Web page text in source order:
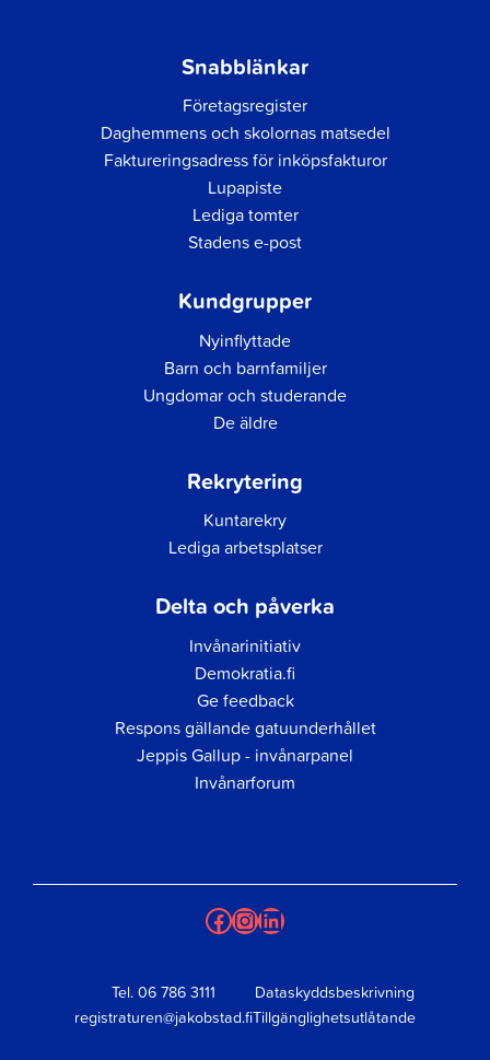
Snabblänkar
Företagsregister
Daghemmens och skolornas matsedel
Faktureringsadress för inköpsfakturor
Lupapiste
Lediga tomter
Stadens e-post
Kundgrupper
Nyinflyttade
Barn och barnfamiljer
Ungdomar och studerande
De äldre
Rekrytering
Kuntarekry
Lediga arbetsplatser
Delta och påverka
Invånarinitiativ
Demokratia.fi
Ge feedback
Respons gällande gatuunderhållet
Jeppis Gallup - invånarpanel
Invånarforum
Facebook
Instagram
LinkedIn
Tel. 06 786 3111
registraturen@jakobstad.fi
Dataskyddsbeskrivning
Tillgänglighetsutlåtande